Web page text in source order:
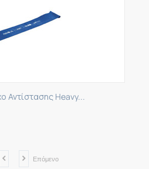
Αντίστασης Heavy...
Επόμενο